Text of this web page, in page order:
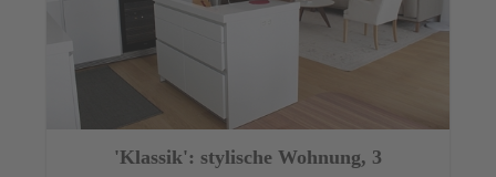
'Klassik': stylische Wohnung, 3